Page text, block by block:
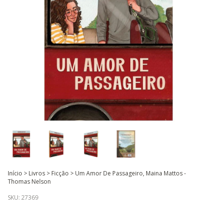
Início > Livros > Ficção > Um Amor De Passageiro, Maina Mattos -
Thomas Nelson
SKU: 27369